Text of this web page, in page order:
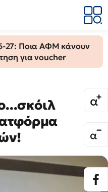
27: Ποια ΑΦΜ κάνουν
για voucher